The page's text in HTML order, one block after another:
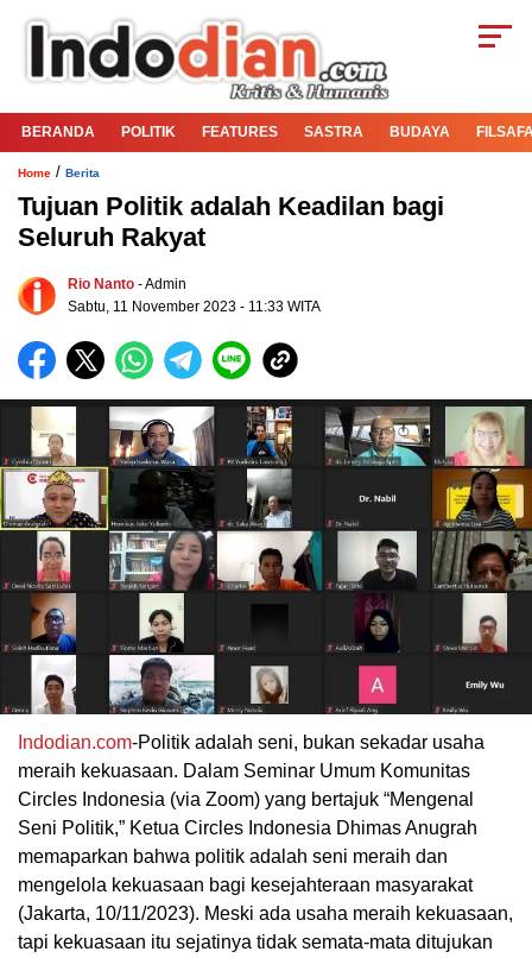
BERANDA POLITIK FEATURES SASTRA BUDAYA
Home / Berita
Tujuan Politik adalah Keadilan bagi
Seluruh Rakyat
Rio Nanto - Admin
Sabtu, 11 November 2023 - 11:33 WITA
Indodian.com-Politik adalah seni, bukan sekadar usaha
meraih kekuasaan. Dalam Seminar Umum Komunitas
Circles Indonesia (via Zoom) yang bertajuk “Mengenal
Seni Politik,” Ketua Circles Indonesia Dhimas Anugrah
memaparkan bahwa politik adalah seni meraih dan
mengelola kekuasaan bagi kesejahteraan masyarakat
(Jakarta, 10/11/2023). Meski ada usaha meraih kekuasaan,
tapi kekuasaan itu sejatinya tidak semata-mata ditujukan